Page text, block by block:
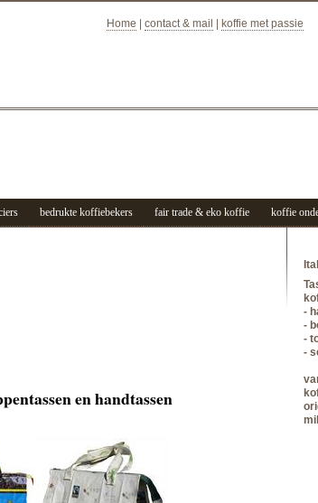
Home contact & mail koffie met passie
en handtassen
-
-
-
-
bedrukte koffiebekers fair trade & eko koffie koffie